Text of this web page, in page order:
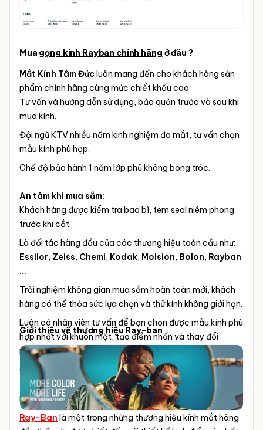
Mua gọng kính Rayban chính hãng ở đâu ?
Mắt Kính Tâm Đức luôn mang đến cho khách hàng sản
phẩm chính hãng cùng mức chiết khấu cao.
Tư vấn và hướng dẫn sử dụng, bảo quản trước và sau khi
mua kính.
Đội ngũ KTV nhiều năm kinh nghiệm đo mắt, tư vấn chọn
mẫu kính phù hợp.
Chế độ bảo hành 1 năm lớp phủ không bong tróc.
An tâm khi mua sắm:
Khách hàng được kiểm tra bao bì, tem seal niêm phong
trước khi cắt.
Là đối tác hàng đầu của các thương hiệu toàn cầu như:
Essilor, Zeiss, Chemi, Kodak, Molsion, Bolon, Rayban
...
Trải nghiệm không gian mua sắm hoàn toàn mới, khách
hàng có thể thỏa sức lựa chọn và thử kính không giới hạn.
Luôn có nhân viên tư vấn để bạn chọn được mẫu kính phù
hợp nhất với khuôn mặt, tạo điểm nhấn và thay đổi
phong cách
ĐO MẮT MIỄN PHÍ thực hiển bởi KTV Khúc Xạ BV Mắt
TPHCM hơn 10 năm kinh nghiệm cùng trang thiết bị máy
móc hiện đại & tự động.
Giới thiệu về thương hiệu Ray-ban
Ray-Ban là một trong những thương hiệu kính mắt hàng